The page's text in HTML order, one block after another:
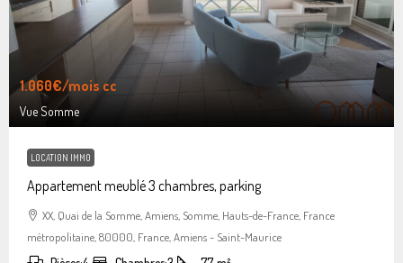
1.060€/mois cc
Vue Somme
LOCATION IMMO
Appartement meublé 3 chambres, parking
XX, Quai de la Somme, Amiens, Somme, Hauts-de-France, France
métropolitaine, 80000, France, Amiens - Saint-Maurice